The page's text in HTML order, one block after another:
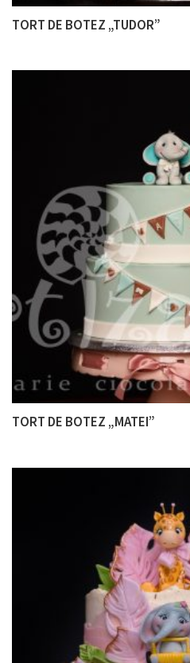
TORT DE BOTEZ „TUDOR”
TORT DE BOTEZ „MATEI”